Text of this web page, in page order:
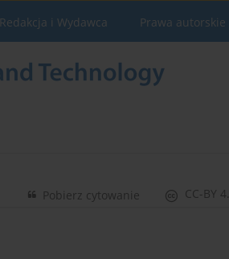
Redakcja i Wydawca Prawa
CC-BY
Pobierz cytowanie